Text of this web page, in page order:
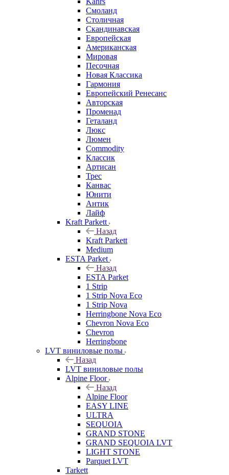
Смоланд
Столичная
Скандинавская
Европейская
Американская
Мировая
Песочная
Новая Классика
Гармония
Европейский Ренесанс
Авторская
Променад
Геталанд
Люкс
Люмен
Commodity
Классик
Артисан
Трес
Канвас
Юнити
Антик
Лайф
Kraft Parkett
Назад
Kraft Parkett
Medium
ESTA Parket
Назад
ESTA Parket
1 Strip
1 Strip Nova Eco
1 Strip Nova
Herringbone Nova Eco
Chevron Nova Eco
Chevron
Herringbone
LVT виниловые полы
Назад
LVT виниловые полы
Alpine Floor
Назад
Alpine Floor
EASY LINE
ULTRA
SEQUOIA
GRAND STONE
GRAND SEQUOIA LVT
LIGHT STONE
Parquet LVT
Tarkett